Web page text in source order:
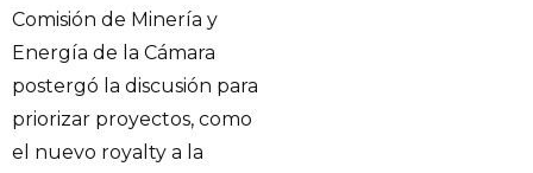
Comisión de Minería y
Energía de la Cámara
postergó la discusión para
priorizar proyectos, como
el nuevo royalty a la